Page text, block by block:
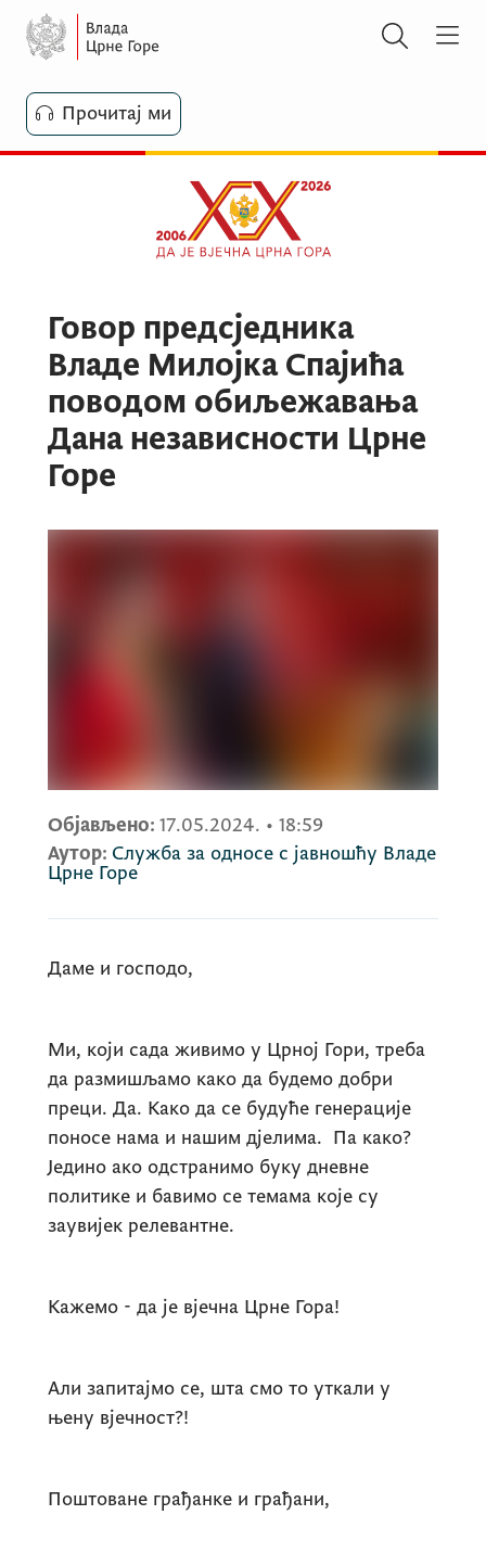
Прочитај ми
Говор предсједника
Владе Милојка Спајића
поводом обиљежавања
Дана независности Црне
Горе
Објављено: 17.05.2024. • 18:59
Аутор: Служба за односе с јавношћу Владе
Црне Горе
Даме и господо,
Ми, који сада живимо у Црној Гори, треба
да размишљамо како да будемо добри
преци. Да. Како да се будуће генерације
поносе нама и нашим дјелима. Па како?
Једино ако одстранимо буку дневне
политике и бавимо се темама које су
заувијек релевантне.
Кажемо - да је вјечна Црне Гора!
Али запитајмо се, шта смо то уткали у
њену вјечност?!
Поштоване грађанке и грађани,